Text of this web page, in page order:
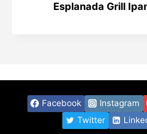
Esplanada Grill
Facebook Instagram
Twitter